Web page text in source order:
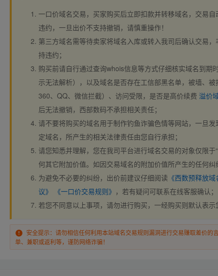
一口价域名交易，买家购买后立即扣款并转移域名，交易
违约，一旦出价不支持撤销，请慎重操作！
第三方域名需等待卖家将域名入库或转入我司后确认交易
持违约；
购买前请自行通过查询whois信息等方式仔细核实域名到期
示无法解析），以及域名是否存在工信部黑名单，被墙、
360、QQ、微信拦截）、访问受限，是否是高价续费 溢价
后无法撤销，西部数码不承担相关责任；
请不要将购买的域名用于制作钓鱼诈骗色情等网站，一旦
定域名，所产生的相关法律责任由您自行承担；
请您知悉并理解，您在我司平台进行域名交易的对象仅限于
何其它附加价值。如因交易域名的附加价值所产生的任何
为避免不必要的纠纷，出价前建议仔细阅读 《西数预释放
议》
《一口价交易规则》 ，若有疑问可联系在线客服确认；
若您不同意以上事项，请勿进行购买，一经购买则默认表
安全提示：请勿相信任何利用本站域名交易规则漏洞进行交易赚取差价的
单、兼职或返利等，谨防网络诈骗！